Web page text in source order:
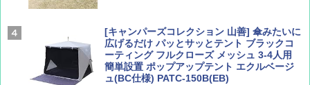
AIRLINE（エアライン）2026年9月号【特
集】ボーイング110周年を祝して！
A26 地球の歩き方 チェコ ポーランド スロヴ
ァキア 2026～2027 地球の歩き方A ヨーロッ
[キャンパーズコレクション 山善] 傘みたいに
広げるだけ パッとサッとテント ブラックコ
ーティング フルクローズ メッシュ 3-4人用
簡単設置 ポップアップテント エクルベージ
ュ(BC仕様) PATC-150B(EB)